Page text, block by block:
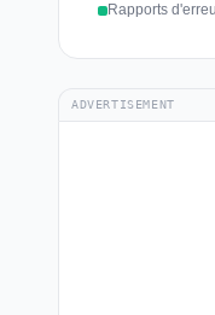
Rapports
ADVERTISEMENT